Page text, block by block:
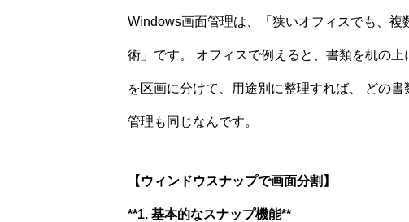
Windows画面管理は、「狭いオフィスでも、
術」です。 オフィスで例えると、書類を机の
を区画に分けて、用途別に整理すれば、 どの
管理も同じなんです。
【ウィンドウスナップで画面分割】
**1. 基本的なスナップ機能**